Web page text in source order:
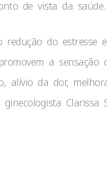
de vista da saúde.
redução do estresse
a sensação
alívio da dor,
ginecologista